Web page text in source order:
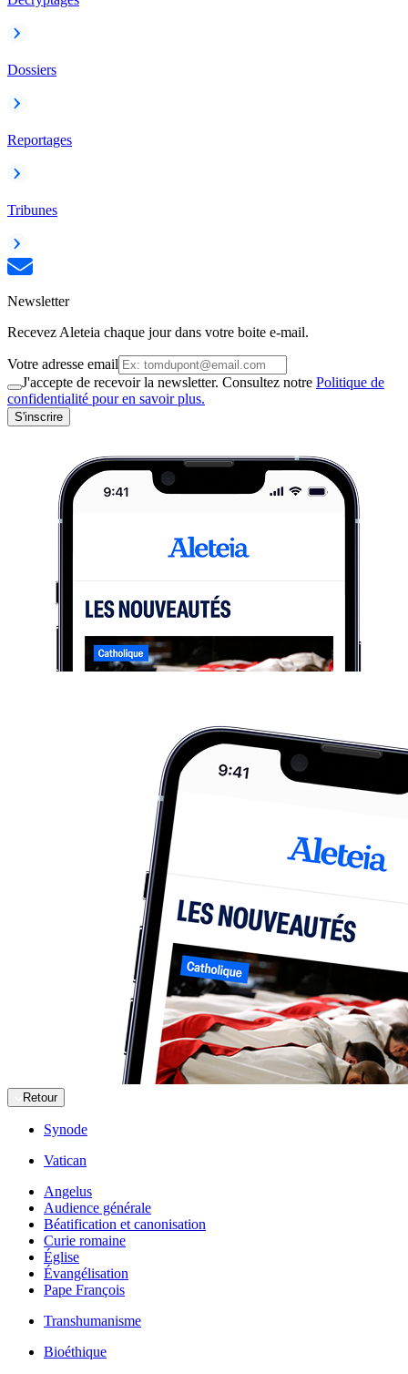
Dossiers
Reportages
Tribunes
Newsletter
Recevez Aleteia chaque jour dans votre boite e-mail.
Votre adresse email
J'accepte de recevoir la newsletter. Consultez notre Politique de
confidentialité pour en savoir plus.
S'inscrire
Retour
Synode
Vatican
Angelus
Audience générale
Béatification et canonisation
Curie romaine
Église
Évangélisation
Pape François
Transhumanisme
Bioéthique